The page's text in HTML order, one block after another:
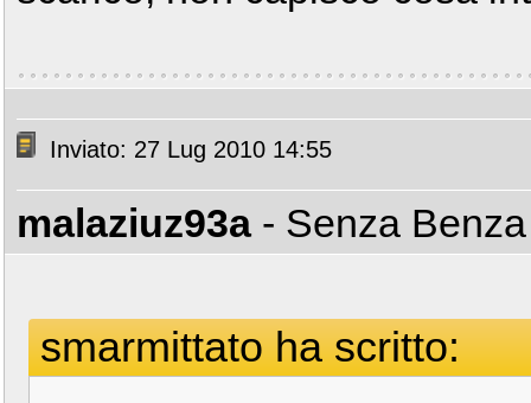
Inviato: 27 Lug 2010 14:55
malaziuz93a - Senza
smarmittato ha scritto: